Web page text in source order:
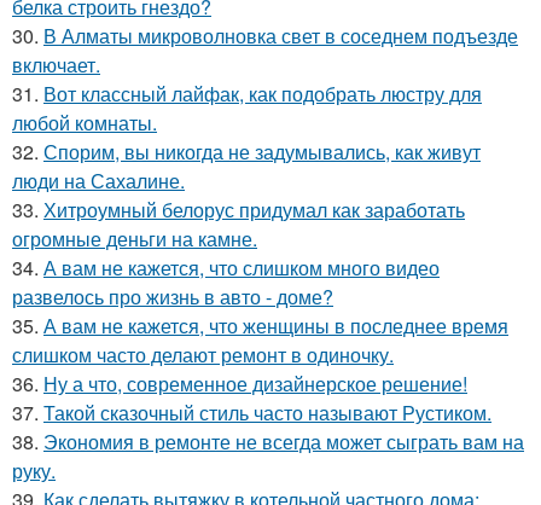
белка строить гнездо?
30. В Алматы микроволновка свет в соседнем подъезде
включает.
31. Вот классный лайфак, как подобрать люстру для
любой комнаты.
32. Спорим, вы никогда не задумывались, как живут
люди на Сахалине.
33. Хитроумный белорус придумал как заработать
огромные деньги на камне.
34. А вам не кажется, что слишком много видео
развелось про жизнь в авто - доме?
35. А вам не кажется, что женщины в последнее время
слишком часто делают ремонт в одиночку.
36. Ну а что, современное дизайнерское решение!
37. Такой сказочный стиль часто называют Рустиком.
38. Экономия в ремонте не всегда может сыграть вам на
руку.